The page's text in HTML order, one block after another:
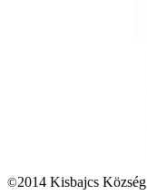
©2014 Kisbajcs Község